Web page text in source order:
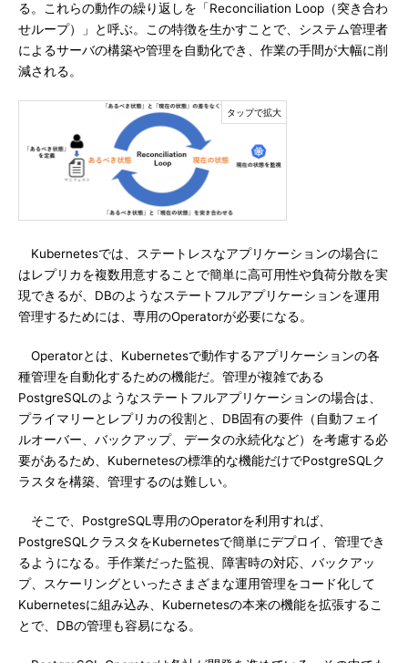
る。これらの動作の繰り返しを「Reconciliation Loop（突き合わ
せループ）」と呼ぶ。この特徴を生かすことで、システム管理者
によるサーバの構築や管理を自動化でき、作業の手間が大幅に削
減される。
Kubernetesでは、ステートレスなアプリケーションの場合に
はレプリカを複数用意することで簡単に高可用性や負荷分散を実
現できるが、DBのようなステートフルアプリケーションを運用
管理するためには、専用のOperatorが必要になる。
Operatorとは、Kubernetesで動作するアプリケーションの各
種管理を自動化するための機能だ。管理が複雑である
PostgreSQLのようなステートフルアプリケーションの場合は、
プライマリーとレプリカの役割と、DB固有の要件（自動フェイ
ルオーバー、バックアップ、データの永続化など）を考慮する必
要があるため、Kubernetesの標準的な機能だけでPostgreSQLク
ラスタを構築、管理するのは難しい。
そこで、PostgreSQL専用のOperatorを利用すれば、
PostgreSQLクラスタをKubernetesで簡単にデプロイ、管理でき
るようになる。手作業だった監視、障害時の対応、バックアッ
プ、スケーリングといったさまざまな運用管理をコード化して
Kubernetesに組み込み、Kubernetesの本来の機能を拡張するこ
とで、DBの管理も容易になる。